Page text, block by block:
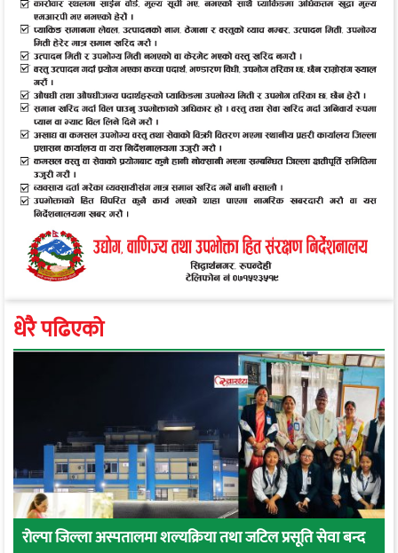
धेरै पढिएको
रोल्पा जिल्ला अस्पतालमा शल्यक्रिया तथा जटिल प्रसूति सेवा बन्द